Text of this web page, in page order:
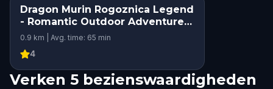
Dragon Murin Rogoznica Legend
- Romantic Outdoor Adventure
Game
0.9 km | Avg. time: 65 min
4
Verken 5 bezienswaardigheden